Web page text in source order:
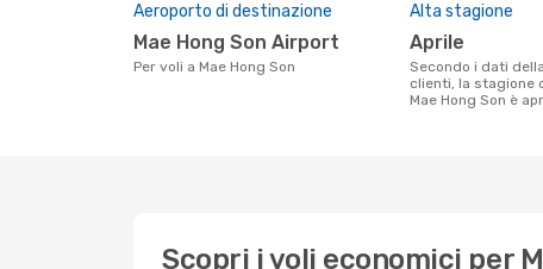
Aeroporto di destinazione
Mae Hong Son Airport
Per voli a Mae Hong Son
Alta stagione
aprile
Secondo i dati della nostra ricerca
clienti, la stagione
Mae Hong Son è
Scopri i voli economici per